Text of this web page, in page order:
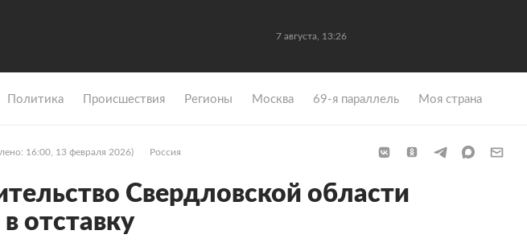
7 августа, 13:26
Политика Происшествия Регионы Москва 69-я параллель Моя страна
16:00, 13 февраля 2026) Россия
Свердловской области
отставку